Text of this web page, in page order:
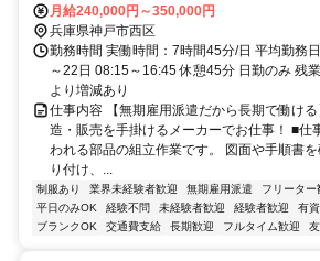
駐輪場完備）
月給240,000円～350,000円
兵庫県神戸市西区
勤務時間 実働時間：7時間45分/日 平均勤務
～22日 08:15～16:45 休憩45分 日勤のみ 残
より増減あり
仕事内容 【無期雇用派遣だから長期で働け
造・販売を手掛けるメーカーでお仕事！ ■仕
われる部品の組立作業です。 図面や手順書
り付け、...
制服あり 業界未経験者歓迎 無期雇用派遣 フリーター
平日のみOK
経験不問 未経験者歓迎 経験者歓迎 有
ブランクOK
交通費支給 長期歓迎 フルタイム歓迎